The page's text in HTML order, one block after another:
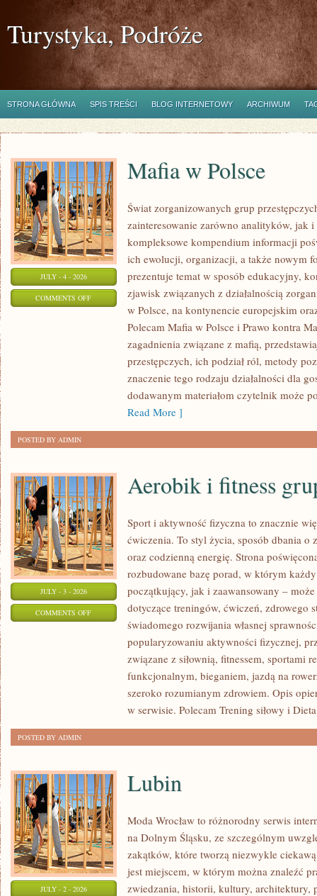
Turystyka, Podróże
STRONA GŁÓWNA SPIS TREŚCI BLOG INTERNETOWY ARCHIWUM
JULY - 4 - 2026
COMMENTS OFFON
Mafia w Polsce
Świat zorganizowanych grup
zainteresowanie zarówno analityków, jak
kompleksowe kompendium informacji
ich ewolucji, organizacji, a także nowym
prezentuje temat w sposób edukacyjny,
zjawisk związanych z działalnością
w Polsce, na kontynencie europejskim
Polecam Mafia w Polsce i Prawo kontra
zagadnienia związane z mafią,
przestępczych, ich podział ról, metody
znaczenie tego rodzaju działalności dla
dodawanym materiałom czytelnik może
Read More ]
POSTED BY ADMIN
JULY - 3 - 2026
COMMENTS OFFON
Aerobik i fitness
Sport i aktywność fizyczna to znacznie
ćwiczenia. To styl życia, sposób dbania o
oraz codzienną energię. Strona
rozbudowane bazę porad, w którym
początkujący, jak i zaawansowany –
dotyczące treningów, ćwiczeń, zdrowego
świadomego rozwijania własnej
popularyzowaniu aktywności fizycznej,
związane z siłownią, fitnessem, sportami
funkcjonalnym, bieganiem, jazdą na
szeroko rozumianym zdrowiem. Opis
w serwisie. Polecam Trening siłowy i
POSTED BY ADMIN
JULY - 2 - 2026
Lubin
Moda Wrocław to różnorodny serwis
na Dolnym Śląsku, ze szczególnym
zakątków, które tworzą niezwykle
jest miejscem, w którym można znaleźć
zwiedzania, historii, kultury, architektury,